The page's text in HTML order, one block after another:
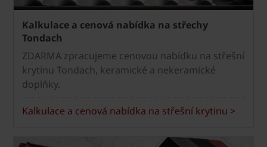
Kalkulace a cenová nabídka na střechy
Tondach
ZDARMA zpracujeme cenovou nabídku na střešní
krytinu Tondach, keramické a nekeramické
doplňky.
Kalkulace a cenová nabídka na střešní krytinu >